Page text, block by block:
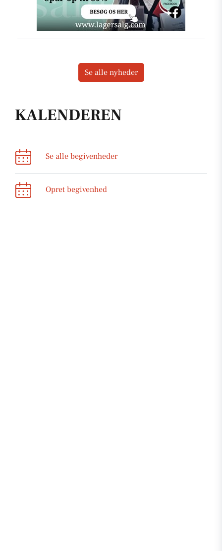
KALENDEREN
Se alle begivenheder
Opret begivenhed
Se alle nyheder